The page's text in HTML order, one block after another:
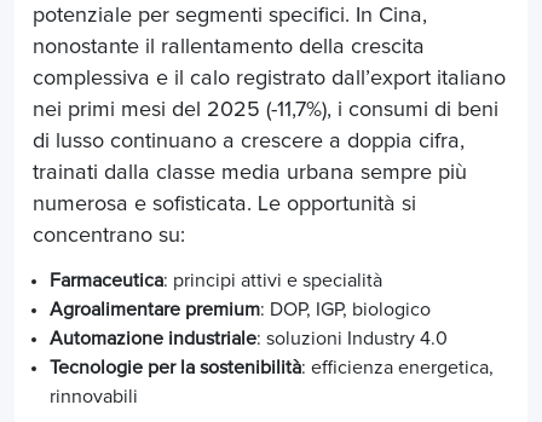
potenziale per segmenti specifici. In Cina,
nonostante il rallentamento della crescita
complessiva e il calo registrato dall’export italiano
nei primi mesi del 2025 (-11,7%), i consumi di beni
di lusso continuano a crescere a doppia cifra,
trainati dalla classe media urbana sempre più
numerosa e sofisticata. Le opportunità si
concentrano su:
Farmaceutica: principi attivi e specialità
Agroalimentare premium: DOP, IGP, biologico
Automazione industriale: soluzioni Industry 4.0
Tecnologie per la sostenibilità: efficienza energetica,
rinnovabili